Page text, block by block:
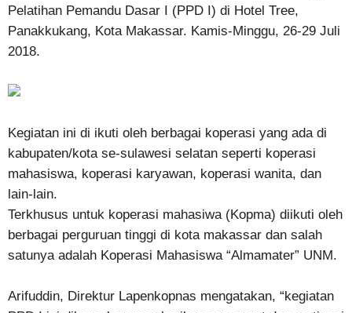
Pelatihan Pemandu Dasar I (PPD I) di Hotel Tree,
Panakkukang, Kota Makassar. Kamis-Minggu, 26-29 Juli
2018.
Kegiatan ini di ikuti oleh berbagai koperasi yang ada di
kabupaten/kota se-sulawesi selatan seperti koperasi
mahasiswa, koperasi karyawan, koperasi wanita, dan
lain-lain.
Terkhusus untuk koperasi mahasiwa (Kopma) diikuti oleh
berbagai perguruan tinggi di kota makassar dan salah
satunya adalah Koperasi Mahasiswa “Almamater” UNM.
Arifuddin, Direktur Lapenkopnas mengatakan, “kegiatan